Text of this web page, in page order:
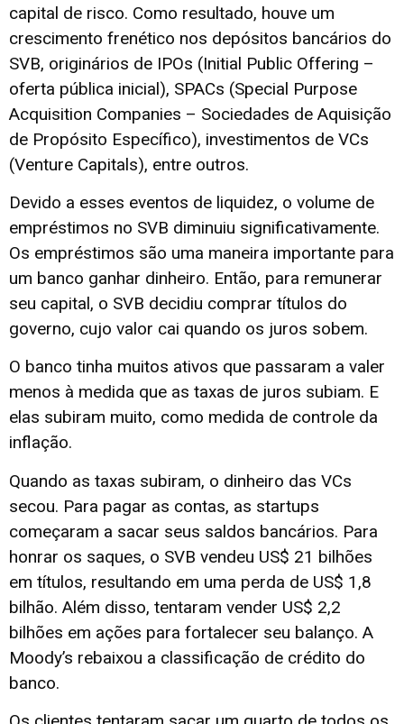
capital de risco. Como resultado, houve um
crescimento frenético nos depósitos bancários do
SVB, originários de IPOs (Initial Public Offering –
oferta pública inicial), SPACs (Special Purpose
Acquisition Companies – Sociedades de Aquisição
de Propósito Específico), investimentos de VCs
(Venture Capitals), entre outros.
Devido a esses eventos de liquidez, o volume de
empréstimos no SVB diminuiu significativamente.
Os empréstimos são uma maneira importante para
um banco ganhar dinheiro. Então, para remunerar
seu capital, o SVB decidiu comprar títulos do
governo, cujo valor cai quando os juros sobem.
O banco tinha muitos ativos que passaram a valer
menos à medida que as taxas de juros subiam. E
elas subiram muito, como medida de controle da
inflação.
Quando as taxas subiram, o dinheiro das VCs
secou. Para pagar as contas, as startups
começaram a sacar seus saldos bancários. Para
honrar os saques, o SVB vendeu US$ 21 bilhões
em títulos, resultando em uma perda de US$ 1,8
bilhão. Além disso, tentaram vender US$ 2,2
bilhões em ações para fortalecer seu balanço. A
Moody’s rebaixou a classificação de crédito do
banco.